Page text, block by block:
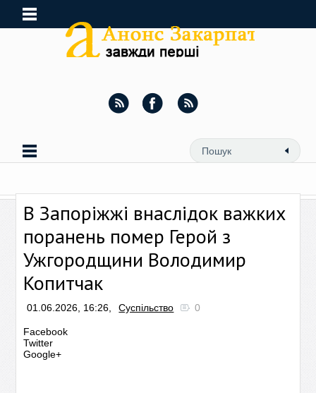
В Запоріжжі внаслідок важких
поранень помер Герой з
Ужгородщини Володимир
Копитчак
01.06.2026, 16:26, Суспільство 0
Facebook
Twitter
Google+